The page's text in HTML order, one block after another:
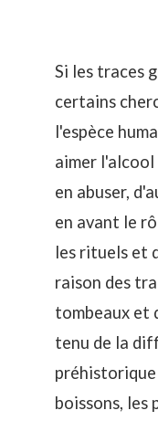
Si les traces
certains
l'espèce
aimer
en abuser,
en avant le
les rituels et
raison des
tombeaux et
tenu de la
boissons, les